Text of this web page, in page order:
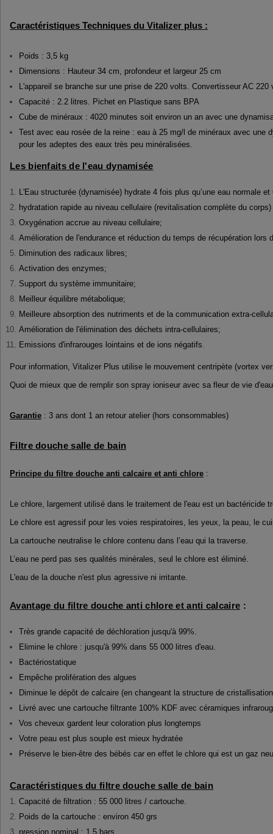
Caractéristiques Techniques du Vitalizer plus :
Poids : 3,5 kg
Dimensions : Hauteur 34 cm, profondeur et largeur 25 cm
L'appareil se branche sur une prise de 220 volts. Convertisseur AC
Capacité : 2.2 litres. Pichet en Plastique sans BPA
Cube de minéraux : 4020 minutes soit environ un an avec une
Test avec eau rosée de la reine : eau à 25 mg/l de minéraux avec une
pour les adeptes des eaux très peu minéralisées.
Les bienfaits de l'eau dynamisée
L'Eau structurée (dynamisée) hydrate 4 fois plus qu’une eau normale
hydratation rapide au niveau cellulaire (revitalisation complète du corps)
Oxygénation accrue au niveau cellulaire;
Amélioration de l'endurance et réduction du temps de récupération lors
Diminution des radicaux libres;
Activation des enzymes;
Support du système immunitaire;
Meilleur équilibre métabolique;
Meilleure absorption des nutriments et de la communication extra-
Amélioration de l'élimination des déchets intra-cellulaires;
Emissions d'infrarouges lointains et de ions négatifs
Pour information, Vitalizer Plus utilise le mouvement centripète (vortex
Quoi de mieux que de remplir son spray ioniseur avec sa fleur de vie
Garantie : 3 ans dont 1 an retour atelier (hors consommables)
Filtre douche salle de bain
Principe du filtre douche anti calcaire et anti chlore :
Le chlore, largement utilisé dans le traitement de l'eau est un bactéricide
Le chlore est agressif pour les voies respiratoires, les yeux, la peau, le
La cartouche neutralise le chlore contenu dans l’eau qui la traverse.
L’eau ne perd pas ses qualités minérales, seul le chlore est éliminé.
L'eau de la douche n'est plus agressive ni irritante.
Avantage du filtre douche anti chlore et anti calcaire :
Très grande capacité de déchloration jusqu'à 99%.
Elimine le chlore : jusqu'à 99% dans 55 000 litres d'eau.
Bactériostatique
Empêche prolifération des algues
Diminue le dépôt de calcaire (en changeant la structure de
Livré avec une cartouche filtrante 100% KDF avec céramiques
Vos cheveux gardent leur coloration plus longtemps
Votre peau est plus souple est mieux hydratée
Préserve le bien-être des bébés car en effet le chlore qui est un gaz
Caractéristiques du filtre douche salle de bain
Capacité de filtration : 55 000 litres / cartouche.
Poids de la cartouche : environ 450 grs
pression nominal : 1.5 bars